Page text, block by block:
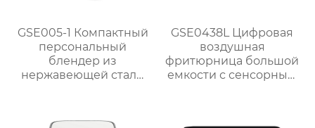
GSE005-1 Компактный
персональный
блендер из
нержавеющей стали
GSE0438L Цифровая
воздушная
фритюрница большой
емкости с сенсорным